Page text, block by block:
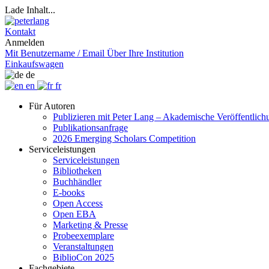
Lade Inhalt...
Kontakt
Anmelden
Mit Benutzername / Email Über Ihre Institution
Einkaufswagen
de
en
fr
Für Autoren
Publizieren mit Peter Lang – Akademische
Publikationsanfrage
2026 Emerging Scholars Competition
Serviceleistungen
Serviceleistungen
Bibliotheken
Buchhändler
E-books
Open Access
Open EBA
Marketing & Presse
Probeexemplare
Veranstaltungen
BiblioCon 2025